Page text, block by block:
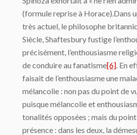
(formule reprise à Horace).Dans
très actuel, le philosophe
Siècle, Shaftesbury fustige
précisément, l’enthousiasme
de conduire au fanatisme[6] . En
faisait de l’enthousiasme une
mélancolie : non pas du point de
puisque mélancolie et
tonalités opposées ; mais du point
présence : dans les deux, la